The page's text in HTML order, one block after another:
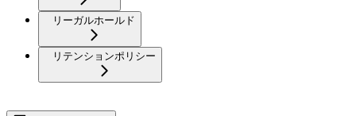
リーガルホールド
リテンションポリシー